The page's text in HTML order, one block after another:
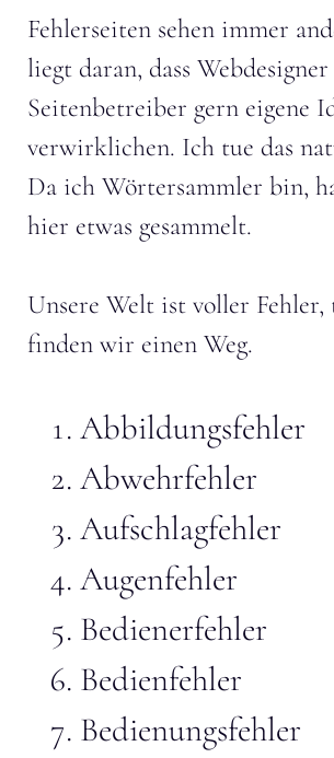
Fehlerseiten sehen immer
liegt daran, dass
Seitenbetreiber gern eigene
verwirklichen. Ich tue das
Da ich Wörtersammler bin,
hier etwas gesammelt.
Unsere Welt ist voller
finden wir einen Weg.
Abbildungsfehler
Abwehrfehler
Aufschlagfehler
Augenfehler
Bedienerfehler
Bedienfehler
Bedienungsfehler